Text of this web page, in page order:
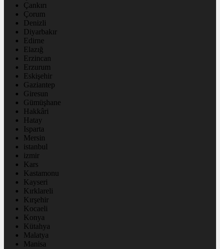
Çankırı
Çorum
Denizli
Diyarbakır
Edirne
Elazığ
Erzincan
Erzurum
Eskişehir
Gaziantep
Giresun
Gümüşhane
Hakkâri
Hatay
Isparta
Mersin
istanbul
izmir
Kars
Kastamonu
Kayseri
Kırklareli
Kırşehir
Kocaeli
Konya
Kütahya
Malatya
Manisa